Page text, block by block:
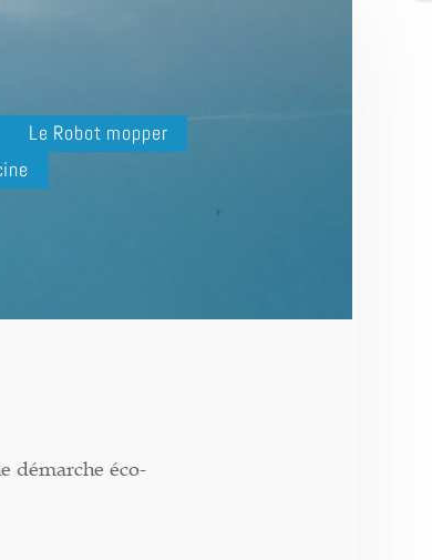
Le Robot mopper
démarche éco-